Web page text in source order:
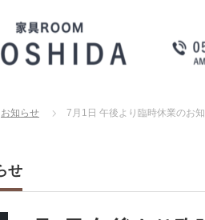
お知らせ 7月1日 午後より臨時休業のお
せ